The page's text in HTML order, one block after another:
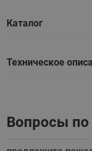
Каталог
Техническое
Вопросы по